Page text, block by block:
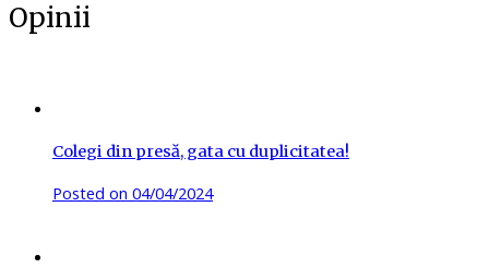
Opinii
Colegi din presă, gata cu duplicitatea!
Posted on 04/04/2024